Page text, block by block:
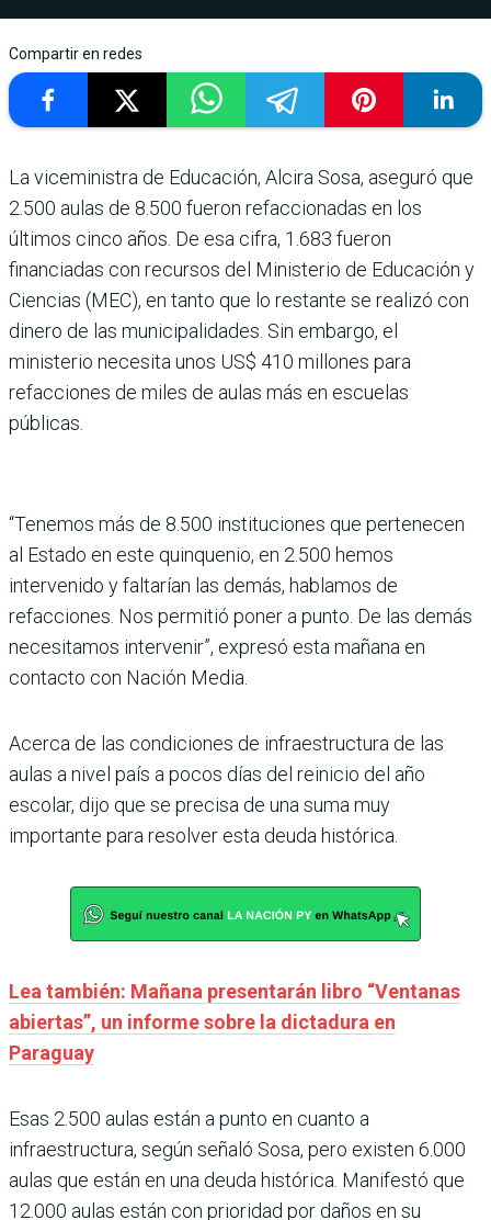
Compartir en redes
La viceministra de Educación, Alcira Sosa, aseguró que
2.500 aulas de 8.500 fueron refaccionadas en los
últimos cinco años. De esa cifra, 1.683 fueron
financiadas con recursos del Ministerio de Educación y
Ciencias (MEC), en tanto que lo restante se realizó con
dinero de las municipalidades. Sin embargo, el
ministerio necesita unos US$ 410 millones para
refacciones de miles de aulas más en escuelas
públicas.
“Tenemos más de 8.500 instituciones que pertenecen
al Estado en este quinquenio, en 2.500 hemos
intervenido y faltarían las demás, hablamos de
refacciones. Nos permitió poner a punto. De las demás
necesitamos intervenir”, expresó esta mañana en
contacto con Nación Media.
Acerca de las condiciones de infraestructura de las
aulas a nivel país a pocos días del reinicio del año
escolar, dijo que se precisa de una suma muy
importante para resolver esta deuda histórica.
Lea también: Mañana presentarán libro “Ventanas
abiertas”, un informe sobre la dictadura en
Paraguay
Esas 2.500 aulas están a punto en cuanto a
infraestructura, según señaló Sosa, pero existen 6.000
aulas que están en una deuda histórica. Manifestó que
12.000 aulas están con prioridad por daños en su